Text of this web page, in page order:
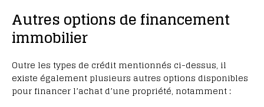
Autres options de financement
immobilier
Outre les types de crédit mentionnés ci-dessus, il
existe également plusieurs autres options disponibles
pour financer l’achat d’une propriété, notamment :